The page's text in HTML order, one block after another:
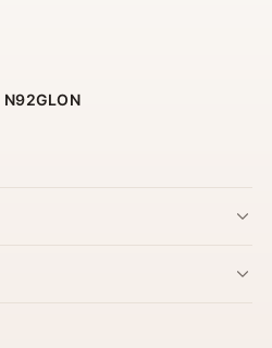
N92GLON